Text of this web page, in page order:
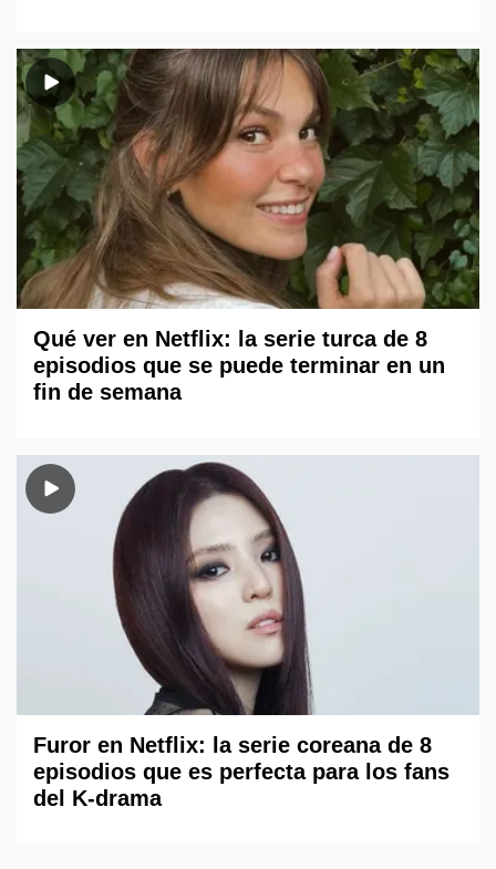
Qué ver en Netflix: la serie turca de 8
episodios que se puede terminar en un
fin de semana
Furor en Netflix: la serie coreana de 8
episodios que es perfecta para los fans
del K-drama